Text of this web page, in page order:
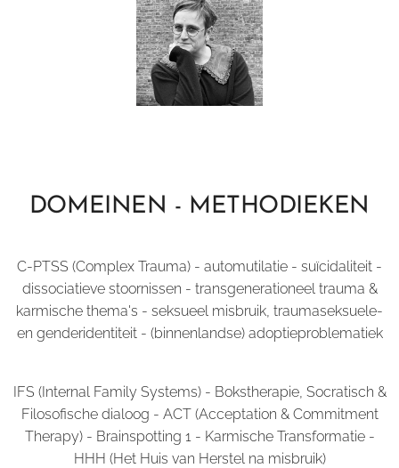
DOMEINEN - METHODIEKEN
C-PTSS (Complex Trauma) - automutilatie - suïcidaliteit -
dissociatieve stoornissen - transgenerationeel trauma &
karmische thema's - seksueel misbruik, traumaseksuele-
en genderidentiteit - (binnenlandse) adoptieproblematiek
IFS (Internal Family Systems) - Bokstherapie, Socratisch &
Filosofische dialoog - ACT (Acceptation & Commitment
Therapy) - Brainspotting 1 - Karmische Transformatie -
HHH (Het Huis van Herstel na misbruik)